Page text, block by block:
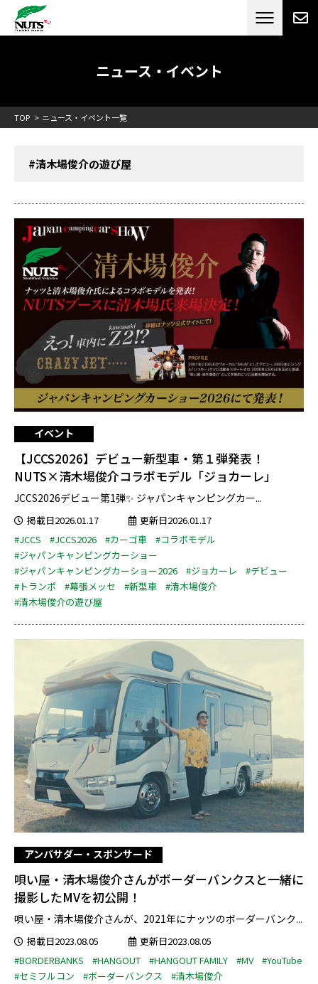
日本最大級のキャンピングカーメーカー
RV[テレビCM放送]
ニュース・イベント
TOP ニュース・イベント一覧
#清木場俊介の遊び屋
イベント
【JCCS2026】デビュー新型車・第１弾発表！
NUTS×清木場俊介コラボモデル「ジョカーレ」
JCCS2026デビュー第1弾✨ ジャパンキャンピングカー...
掲載日2026.01.17
更新日2026.01.17
#JCCS
#JCCS2026 #カーゴ車
#コラボモデル
#ジャパンキャンピングカーショー
#ジャパンキャンピングカーショー2026
#ジョカーレ
#デビュー
#トランポ
#幕張メッセ #新型車
#清木場俊介
#清木場俊介の遊び屋
アンバサダー・スポンサード
唄い屋・清木場俊介さんがボーダーバンクスと一緒に
撮影したMVを初公開！
唄い屋・清木場俊介さんが、2021年にナッツのボーダーバンク...
掲載日2023.08.05
更新日2023.08.05
#BORDERBANKS
#HANGOUT #HANGOUT FAMILY #MV
#YouTube
#セミフルコン
#ボーダーバンクス
#清木場俊介